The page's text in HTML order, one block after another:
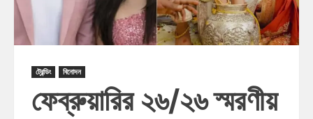
ট্রেন্ডিং বিনোদন
ফেব্রুয়ারির ২৬/২৬ স্মরণীয়